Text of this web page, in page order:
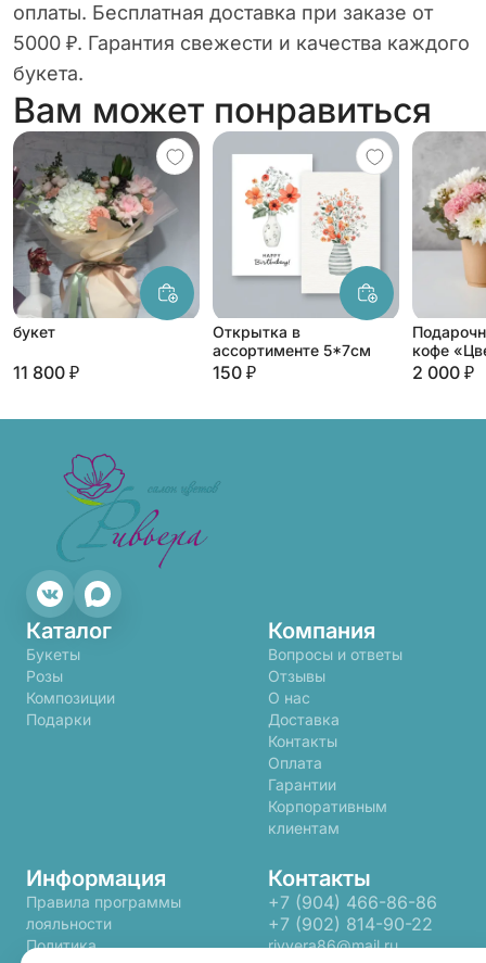
оплаты. Бесплатная доставка при заказе от
5000 ₽. Гарантия свежести и качества каждого
букета.
Вам может понравиться
букет
11 800 ₽
Открытка в
ассортименте 5*7см
150 ₽
кофе
латте»
2 000 ₽
Каталог
Букеты
Розы
Композиции
Подарки
Компания
Вопросы и ответы
Отзывы
О нас
Доставка
Контакты
Оплата
Гарантии
Корпоративным
клиентам
Информация
Правила программы
лояльности
Политика
Контакты
+7 (904) 466-86-86
+7 (902) 814-90-22
rivyera86@mail.ru